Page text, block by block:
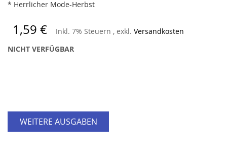
* Herrlicher Mode-Herbst
1,59 € Inkl. 7% Steuern , exkl. Versandkosten
NICHT VERFÜGBAR
WEITERE AUSGABEN